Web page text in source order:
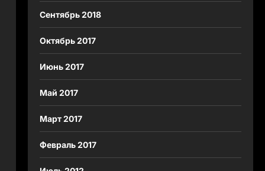
Сентябрь 2018
Октябрь 2017
Июнь 2017
Май 2017
Март 2017
Февраль 2017